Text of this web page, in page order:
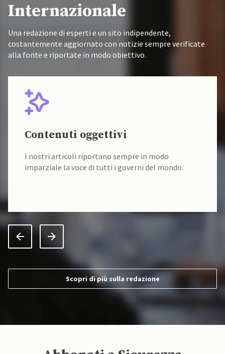
Internazionale
Una redazione di esperti e un sito indipendente,
costantemente aggiornato con notizie sempre verificate
alla fonte e riportate in modo obiettivo.
Contenuti oggettivi
I nostri articoli riportano sempre in modo
imparziale la voce di tutti i governi del mondo.
Scopri di più sulla redazione